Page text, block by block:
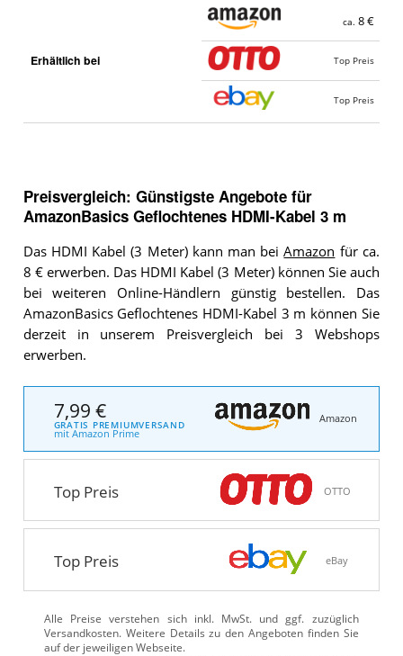
Erhältlich bei
ca. 8 €
Top Preis
Top Preis
Preisvergleich: Günstigste Angebote für
AmazonBasics Geflochtenes HDMI-Kabel 3 m
Das HDMI Kabel (3 Meter) kann man beiAmazon für ca.
8 € erwerben. Das HDMI Kabel (3 Meter) können Sie auch
bei weiteren Online-Händlern günstig bestellen. Das
AmazonBasics Geflochtenes HDMI-Kabel 3 m können Sie
derzeit in unserem Preisvergleich bei 3 Webshops
erwerben.
7,99 €
GRATIS PREMIUMVERSAND
mit Amazon Prime
Amazon
Top Preis OTTO
Top Preis eBay
Alle Preise verstehen sich inkl. MwSt. und ggf. zuzüglich
Versandkosten. Weitere Details zu den Angeboten finden Sie
auf der jeweiligen Webseite.